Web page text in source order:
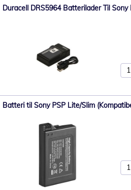
Duracell DRS5964 Batterilader Til Sony
Batteri til Sony PSP Lite/Slim